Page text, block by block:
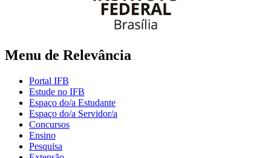
Menu de Relevância
Portal IFB
Estude no IFB
Espaço do/a Estudante
Espaço do/a Servidor/a
Concursos
Ensino
Pesquisa